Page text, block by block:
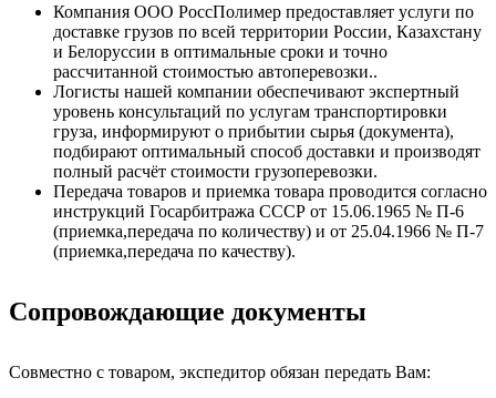
Компания ООО РоссПолимер предоставляет услуги по
доставке грузов по всей территории России, Казахстану
и Белоруссии в оптимальные сроки и точно
рассчитанной стоимостью автоперевозки..
Логисты нашей компании обеспечивают экспертный
уровень консультаций по услугам транспортировки
груза, информируют о прибытии сырья (документа),
подбирают оптимальный способ доставки и производят
полный расчёт стоимости грузоперевозки.
Передача товаров и приемка товара проводится согласно
инструкций Госарбитража СССР от 15.06.1965 № П-6
(приемка,передача по количеству) и от 25.04.1966 № П-7
(приемка,передача по качеству).
Сопровождающие документы
Совместно с товаром, экспедитор обязан передать Вам: